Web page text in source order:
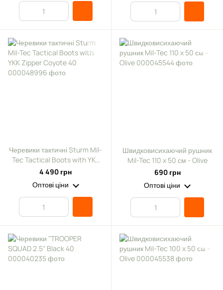
Черевики тактичні Sturm Mil-
Tec Tactical Boots with YKK
Zipper Coyote 40
4 490 грн
Оптові ціни
Швидковисихаючий рушник
Mil-Tec 110 x 50 см - Olive
690 грн
Оптові ціни